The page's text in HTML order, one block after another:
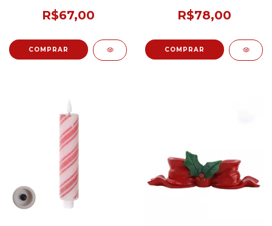
R$67,00 R$78,00